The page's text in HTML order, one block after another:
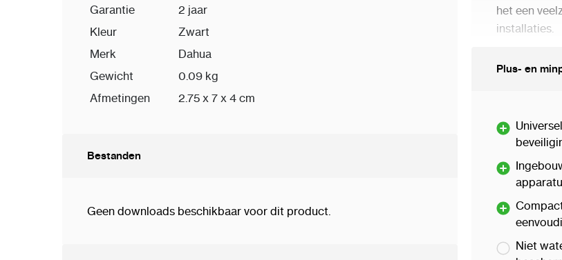
Garantie
2 jaar
Kleur
Zwart
Merk
Dahua
Gewicht
0.09 kg
Afmetingen
2.75 x 7 x 4 cm
Bestanden
Geen downloads beschikbaar voor dit product.
het een
installaties.
Plus- en
Niet